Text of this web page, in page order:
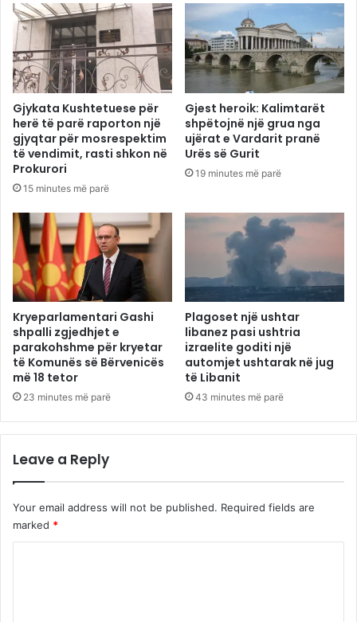
Gjykata Kushtetuese për
herë të parë raporton një
gjyqtar për mosrespektim
të vendimit, rasti shkon në
Prokurori
15 minutes më parë
Gjest heroik: Kalimtarët
shpëtojnë një grua nga
ujërat e Vardarit pranë
Urës së Gurit
19 minutes më parë
Kryeparlamentari Gashi
shpalli zgjedhjet e
parakohshme për kryetar
të Komunës së Bërvenicës
më 18 tetor
23 minutes më parë
Plagoset një ushtar
libanez pasi ushtria
izraelite goditi një
automjet ushtarak në jug
të Libanit
43 minutes më parë
Leave a Reply
Your email address will not be published. Required fields are
marked *